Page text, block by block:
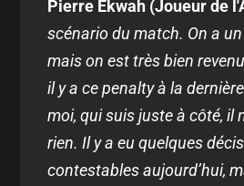
Pierre Ekwah (Joueur de
scénario du match. On a
mais on est très bien
il y a ce penalty à la
moi, qui suis juste à côté, il
rien. Il y a eu quelques
contestables aujourd’hui,